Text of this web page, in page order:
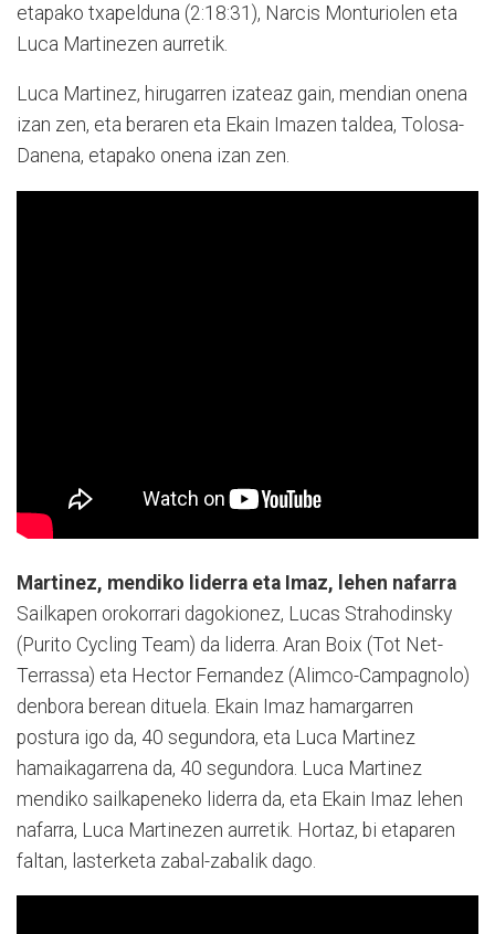
etapako txapelduna (2:18:31), Narcis Monturiolen eta
Luca Martinezen aurretik.
Luca Martinez, hirugarren izateaz gain, mendian onena
izan zen, eta beraren eta Ekain Imazen taldea, Tolosa-
Danena, etapako onena izan zen.
Martinez, mendiko liderra eta Imaz, lehen nafarra
Sailkapen orokorrari dagokionez, Lucas Strahodinsky
(Purito Cycling Team) da liderra. Aran Boix (Tot Net-
Terrassa) eta Hector Fernandez (Alimco-Campagnolo)
denbora berean dituela. Ekain Imaz hamargarren
postura igo da, 40 segundora, eta Luca Martinez
hamaikagarrena da, 40 segundora. Luca Martinez
mendiko sailkapeneko liderra da, eta Ekain Imaz lehen
nafarra, Luca Martinezen aurretik. Hortaz, bi etaparen
faltan, lasterketa zabal-zabalik dago.